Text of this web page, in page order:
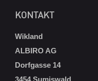
KONTAKT
Wikland
ALBIRO AG
Dorfgasse 14
3454 Sumiswald